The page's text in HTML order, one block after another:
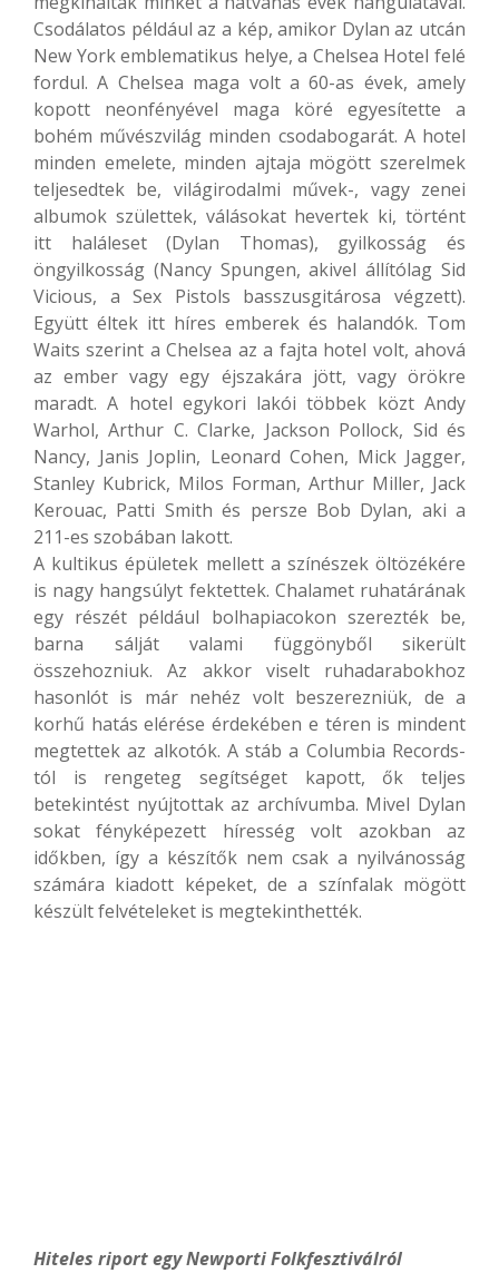
Csodálatos például az a kép, amikor Dylan az utcán
New York emblematikus helye, a Chelsea Hotel felé
fordul. A Chelsea maga volt a 60-as évek, amely
kopott neonfényével maga köré egyesítette a
bohém művészvilág minden csodabogarát. A hotel
minden emelete, minden ajtaja mögött szerelmek
teljesedtek be, világirodalmi művek-, vagy zenei
albumok születtek, válásokat hevertek ki, történt
itt haláleset (Dylan Thomas), gyilkosság és
öngyilkosság (Nancy Spungen, akivel állítólag Sid
Vicious, a Sex Pistols basszusgitárosa végzett).
Együtt éltek itt híres emberek és halandók. Tom
Waits szerint a Chelsea az a fajta hotel volt, ahová
az ember vagy egy éjszakára jött, vagy örökre
maradt. A hotel egykori lakói többek közt Andy
Warhol, Arthur C. Clarke, Jackson Pollock, Sid és
Nancy, Janis Joplin, Leonard Cohen, Mick Jagger,
Stanley Kubrick, Milos Forman, Arthur Miller, Jack
Kerouac, Patti Smith és persze Bob Dylan, aki a
211-es szobában lakott.
A kultikus épületek mellett a színészek öltözékére
is nagy hangsúlyt fektettek. Chalamet ruhatárának
egy részét például bolhapiacokon szerezték be,
barna sálját valami függönyből sikerült
összehozniuk. Az akkor viselt ruhadarabokhoz
hasonlót is már nehéz volt beszerezniük, de a
korhű hatás elérése érdekében e téren is mindent
megtettek az alkotók. A stáb a Columbia Records-
tól is rengeteg segítséget kapott, ők teljes
betekintést nyújtottak az archívumba. Mivel Dylan
sokat fényképezett híresség volt azokban az
időkben, így a készítők nem csak a nyilvánosság
számára kiadott képeket, de a színfalak mögött
készült felvételeket is megtekinthették.
Hiteles riport egy Newporti Folkfesztiválról